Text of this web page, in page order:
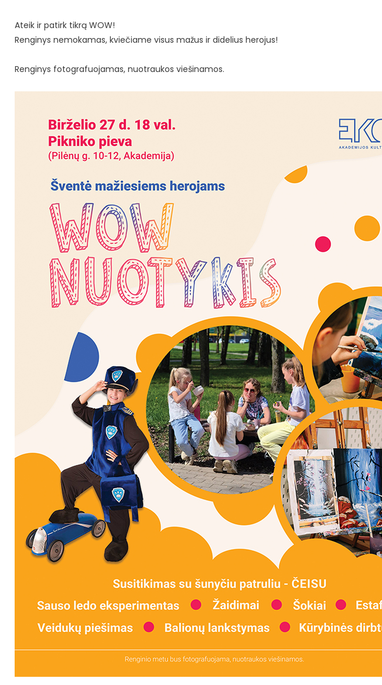
Ateik ir patirk tikrą WOW!
Renginys nemokamas, kviečiame visus mažus ir didelius herojus!
Renginys fotografuojamas, nuotraukos viešinamos.